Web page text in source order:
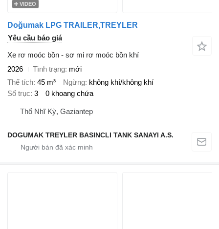
VIDEO
Doğumak LPG TRAILER,TREYLER
Yêu cầu báo giá
Xe rơ moóc bồn - sơ mi rơ moóc bồn khí
2026
Tình trạng mới
Thể tích 45 m³ Ngừng không khí/không khí
Số trục 3 0 khoang chứa
Thổ Nhĩ Kỳ, Gaziantep
DOGUMAK TREYLER BASINCLI TANK SANAYI A.S.